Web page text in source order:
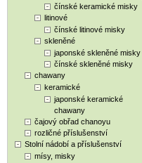
čínské keramické misky
litinové
čínské litinové misky
skleněné
japonské skleněné misky
čínské skleněné misky
chawany
keramické
japonské keramické
chawany
čajový obřad chanoyu
rozličné příslušenství
Stolní nádobí a příslušenství
mísy, misky